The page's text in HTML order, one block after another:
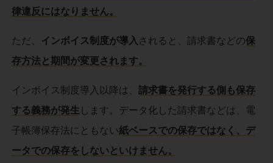
律違反にはなりません。
ただ、 インボイス制度が導入 されると、請求書などの保
存方法と期間が変更されます。
インボイス制度導入以降は、請求書を発行する側も保存
する義務が発生 します。データ化した請求書などは、電
子帳簿保存法にともない紙ベースでの保存ではなく、デ
ータでの保存をしないといけません。